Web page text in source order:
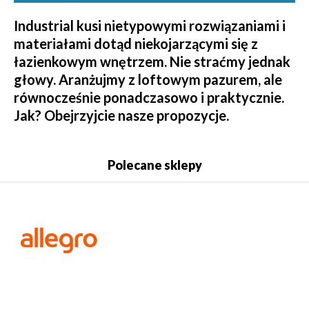
Industrial kusi nietypowymi rozwiązaniami i
materiałami dotąd niekojarzącymi się z
łazienkowym wnętrzem. Nie straćmy jednak
głowy. Aranżujmy z loftowym pazurem, ale
równocześnie ponadczasowo i praktycznie.
Jak? Obejrzyjcie nasze propozycje.
Polecane sklepy